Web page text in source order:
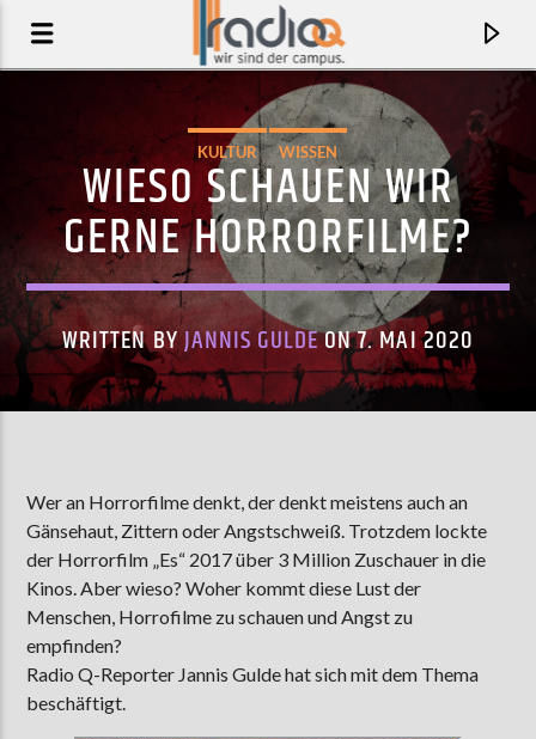
UNE ILE
UNDER THE REEFS ORCHESTRA
AKTUELLE SENDUNG
MOEBIUS
19:00
KULTUR WISSEN
WIESO SCHAUEN WIR
GERNE HORRORFILME?
WRITTEN BYJANNIS GULDEON 7. MAI 2020
Wer an Horrorfilme denkt, der denkt meistens auch an
Gänsehaut, Zittern oder Angstschweiß. Trotzdem lockte
der Horrorfilm „Es“ 2017 über 3 Million Zuschauer in die
Kinos. Aber wieso? Woher kommt diese Lust der
Menschen, Horrofilme zu schauen und Angst zu
empfinden?
Radio Q-Reporter Jannis Gulde hat sich mit dem Thema
beschäftigt.